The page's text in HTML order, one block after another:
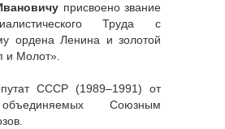
присвоено звание
Труда с
ордена Ленина и золотой
и Молот».
СССР (1989–1991) от
Союзным